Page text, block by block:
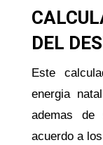
DEL
Este
energia
ademas
acuerdo a